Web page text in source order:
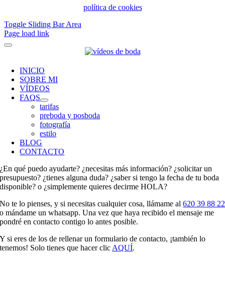
política de cookies
Toggle Sliding Bar Area
Page load link
INICIO
SOBRE MI
VÍDEOS
FAQS
tarifas
preboda y posboda
fotografía
estilo
BLOG
CONTACTO
¿En qué puedo ayudarte? ¿necesitas más información? ¿solicitar un
presupuesto? ¿tienes alguna duda? ¿saber si tengo la fecha de tu boda
disponible? o ¿simplemente quieres decirme HOLA?
No te lo pienses, y si necesitas cualquier cosa, llámame al620 39 88 22
o mándame un whatsapp. Una vez que haya recibido el mensaje me
pondré en contacto contigo lo antes posible.
Y si eres de los de rellenar un formulario de contacto, ¡también lo
tenemos! Solo tienes que hacer clic AQUÍ.